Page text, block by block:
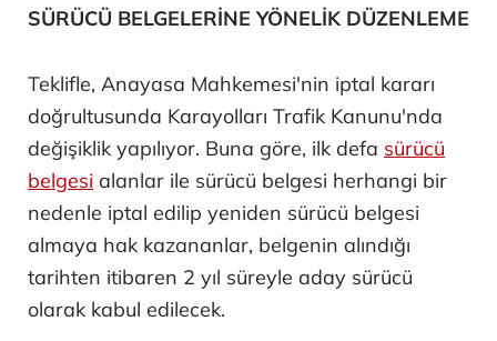
SÜRÜCÜ BELGELERİNE YÖNELİK DÜZENLEME
Teklifle, Anayasa Mahkemesi'nin iptal kararı
doğrultusunda Karayolları Trafik Kanunu'nda
değişiklik yapılıyor. Buna göre, ilk defa sürücü
belgesi alanlar ile sürücü belgesi herhangi bir
nedenle iptal edilip yeniden sürücü belgesi
almaya hak kazananlar, belgenin alındığı
tarihten itibaren 2 yıl süreyle aday sürücü
olarak kabul edilecek.